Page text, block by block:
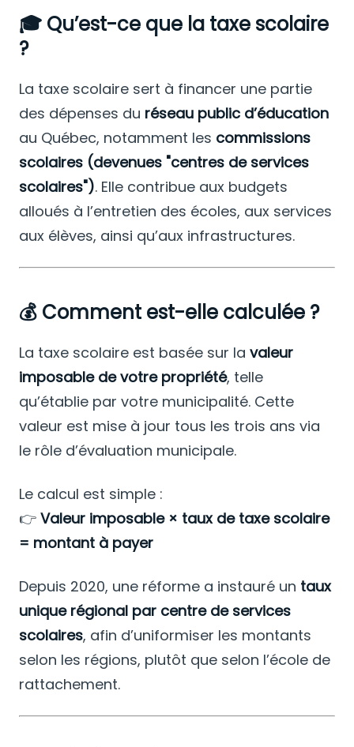
🎓 Qu’est-ce que la taxe scolaire
?
La taxe scolaire sert à financer une partie
des dépenses du réseau public d’éducation
au Québec, notamment les commissions
scolaires (devenues "centres de services
scolaires"). Elle contribue aux budgets
alloués à l’entretien des écoles, aux services
aux élèves, ainsi qu’aux infrastructures.
💰 Comment est-elle calculée ?
La taxe scolaire est basée sur la valeur
imposable de votre propriété, telle
qu’établie par votre municipalité. Cette
valeur est mise à jour tous les trois ans via
le rôle d’évaluation municipale.
Le calcul est simple :
👉 Valeur imposable × taux de taxe scolaire
= montant à payer
Depuis 2020, une réforme a instauré un taux
unique régional par centre de services
scolaires, afin d’uniformiser les montants
selon les régions, plutôt que selon l’école de
rattachement.